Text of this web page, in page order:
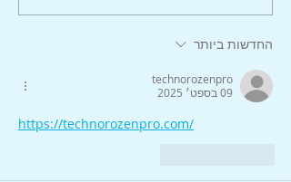
החדשות ביותר
technorozenpro
09 בספט׳ 2025
https://technorozenpro.com/